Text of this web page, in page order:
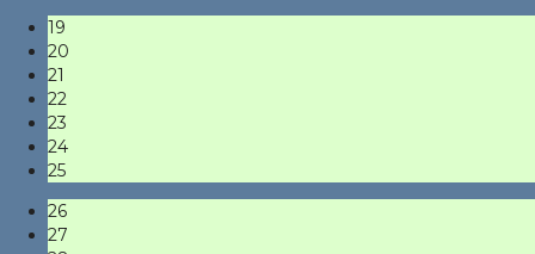
19
20
21
22
23
24
25
26
27